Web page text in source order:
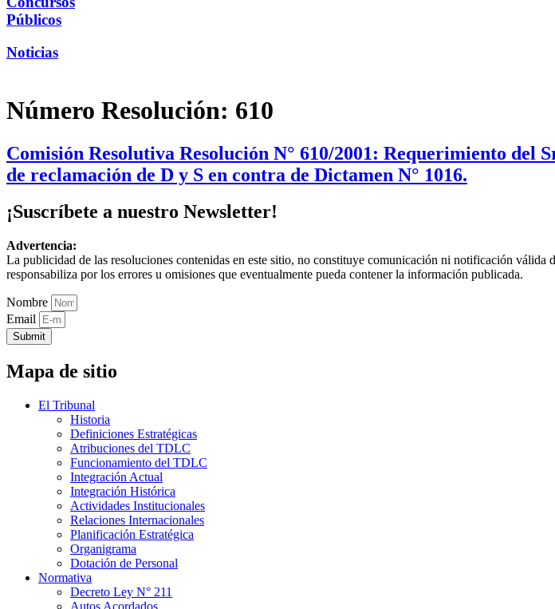
Públicos
Noticias
Número Resolución: 610
Comisión Resolutiva Resolución N° 610/2001: Requerimiento del
de reclamación de D y S en contra de Dictamen N° 1016.
¡Suscríbete a nuestro Newsletter!
Advertencia:
La publicidad de las resoluciones contenidas en este sitio, no constituye comunicación ni notificación
responsabiliza por los errores u omisiones que eventualmente pueda contener la información publicada.
Nombre
Email
Submit
Mapa de sitio
El Tribunal
Historia
Definiciones Estratégicas
Atribuciones del TDLC
Funcionamiento del TDLC
Integración Actual
Integración Histórica
Actividades Institucionales
Relaciones Internacionales
Planificación Estratégica
Organigrama
Dotación de Personal
Normativa
Decreto Ley N° 211